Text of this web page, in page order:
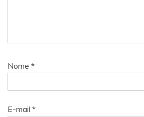
Nome *
E-mail *